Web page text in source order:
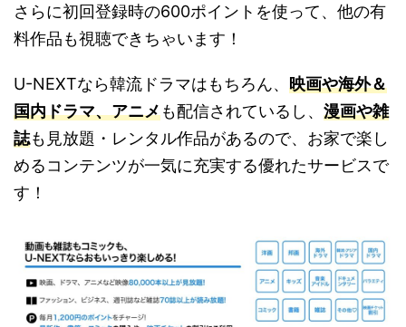
さらに初回登録時の600ポイントを使って、他の有
料作品も視聴できちゃいます！
U-NEXTなら韓流ドラマはもちろん、 映画や海外＆
国内ドラマ、アニメも配信されているし、 漫画や雑
誌も見放題・レンタル作品があるので、お家で楽し
めるコンテンツが一気に充実する優れたサービスで
す！